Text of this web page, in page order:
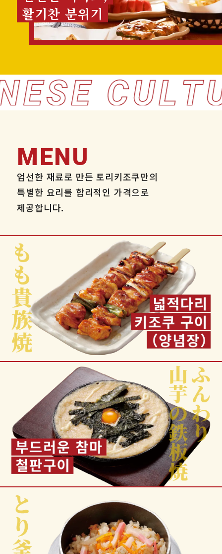
활기찬 분위기
MENU
엄선한 재료로 만든 토리키조쿠만의
특별한 요리를 합리적인 가격으로
제공합니다.